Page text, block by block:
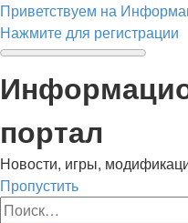
Приветствуем на
Нажмите для регистрации
портал
Новости, игры,
Пропустить